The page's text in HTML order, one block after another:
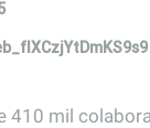
410 mil